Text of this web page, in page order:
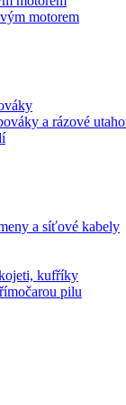
motorem
a rázové
a síťové kabely
kufříky
pilu